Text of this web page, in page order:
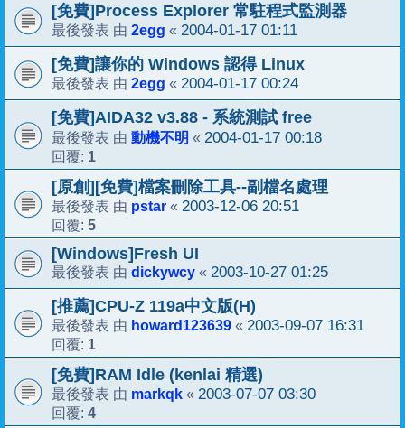
[免費]Process Explorer 常駐程式監測器
最後發表 由 2egg « 2004-01-17 01:11
[免費]讓你的 Windows 認得 Linux
最後發表 由 2egg « 2004-01-17 00:24
[免費]AIDA32 v3.88 - 系統測試 free
最後發表 由 動機不明 « 2004-01-17 00:18
回覆: 1
[原創][免費]檔案刪除工具--副檔名處理
最後發表 由 pstar « 2003-12-06 20:51
回覆: 5
[Windows]Fresh UI
最後發表 由 dickywcy « 2003-10-27 01:25
[推薦]CPU-Z 119a中文版(H)
最後發表 由 howard123639 « 2003-09-07 16:31
回覆: 1
[免費]RAM Idle (kenlai 精選)
最後發表 由 markqk « 2003-07-07 03:30
回覆: 4